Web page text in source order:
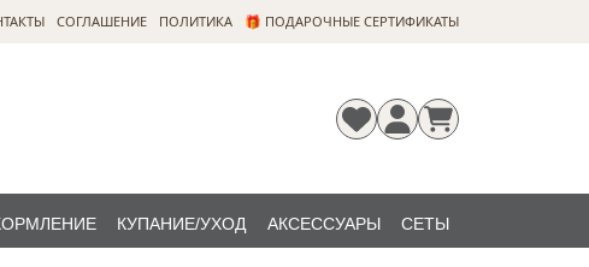
CОГЛАШЕНИЕ ПОЛИТИКА 🎁 ПОДАРОЧНЫЕ СЕРТИФИКАТЫ
КУПАНИЕ/УХОД АКСЕССУАРЫ СЕТЫ